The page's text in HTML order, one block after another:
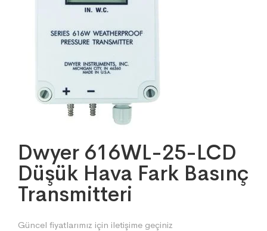
Dwyer 616WL-25-LCD
Düşük Hava Fark Basınç
Transmitteri
Güncel fiyatlarımız için iletişime geçiniz